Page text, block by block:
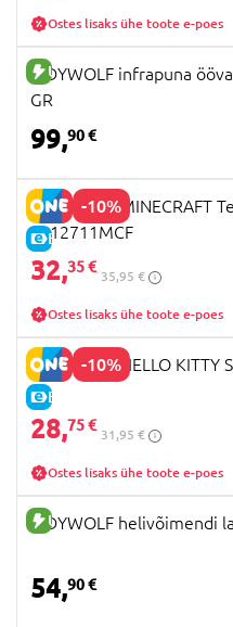
Ostes lisaks ühe toote e-poes
UUS TOODE
KIDYWOLF infrapuna
GR
99,90 €
-10%
E-HIND
PALADONE MINECRAFT
PP12711MCF
32,35 €
35,95 €
Ostes lisaks ühe toote e-poes
-10%
E-HIND
PALADONE HELLO
28,75 €
31,95 €
Ostes lisaks ühe toote e-poes
UUS TOODE
KIDYWOLF helivõimendi
54,90 €